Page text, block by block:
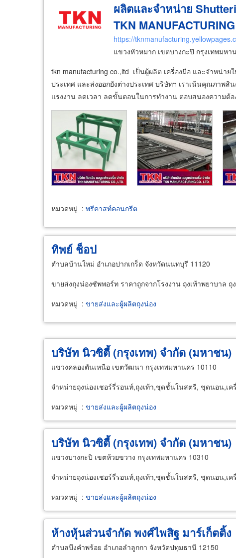
ผลิตและจำหน่าย
TKN MANUFACTURING
https://
แขวงหัวหมาก เขตบางกะปิ กรุงเทพมหา
tkn manufacturing co.,ltd เป็นผู้ผลิต เครื่องมือ และจำหน่า
ประเทศ และส่งออกยังต่างประเทศ บริษัทฯ เราเน้นคุณภาพ
แรงงาน ลดเวลา ลดขั้นตอนในการทำงาน ตอบสนองความต้
หมวดหมู่ : พรีคาสท์คอนกรีต
ทิพย์ ช็อป
ตำบลบ้านใหม่ อำเภอปากเกร็ด จังหวัดนนทบุรี 11120
ขายส่งถุงน่องซัพพอร์ท ราคาถูกจากโรงงาน ถุงเท้าพยาบาล
หมวดหมู่ : ขายส่งและผู้ผลิตถุงน่อง
บริษัท นิวซิตี้ (กรุงเทพ) จำกัด (มหาชน)
แขวงคลองตันเหนือ เขตวัฒนา กรุงเทพมหานคร 10110
จำหน่ายถุงน่องเชอร์รี่รอนท์,ถุงเท้า,ชุดชั้นในสตรี, ชุดนอน,เค
หมวดหมู่ : ขายส่งและผู้ผลิตถุงน่อง
บริษัท นิวซิตี้ (กรุงเทพ) จำกัด (มหาชน)
แขวงบางกะปิ เขตห้วยขวาง กรุงเทพมหานคร 10310
จำหน่ายถุงน่องเชอร์รี่รอนท์,ถุงเท้า,ชุดชั้นในสตรี, ชุดนอน,เค
หมวดหมู่ : ขายส่งและผู้ผลิตถุงน่อง
ห้างหุ้นส่วนจำกัด พงศ์ไพสิฐ มาร์เก็ตติ้ง
ตำบลบึงคำพร้อย อำเภอลำลูกกา จังหวัดปทุมธานี 12150